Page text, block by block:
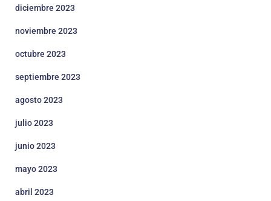
diciembre 2023
noviembre 2023
octubre 2023
septiembre 2023
agosto 2023
julio 2023
junio 2023
mayo 2023
abril 2023